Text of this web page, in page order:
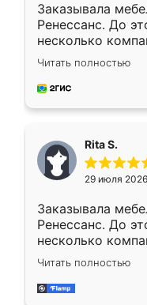
Заказывала
Ренессанс. До
несколько
эту. Сначала
приехал
и снял размеры.
каких-либо
довольна, все
Читать полностью
Rita S.
29 июля 2026
Заказывала
Ренессанс. До
несколько
эту. Сначала
приехал
и снял размеры.
Читать полностью